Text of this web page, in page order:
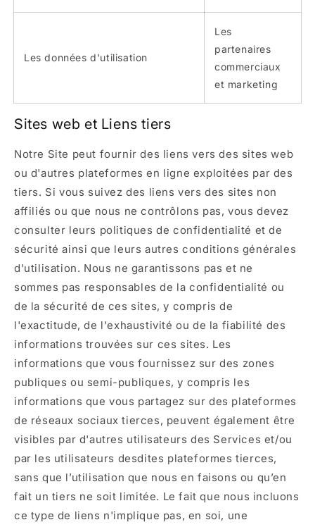
Les données d'utilisation
Les
partenaires
commerciaux
et marketing
Sites web et Liens tiers
Notre Site peut fournir des liens vers des sites web
ou d'autres plateformes en ligne exploitées par des
tiers. Si vous suivez des liens vers des sites non
affiliés ou que nous ne contrôlons pas, vous devez
consulter leurs politiques de confidentialité et de
sécurité ainsi que leurs autres conditions générales
d'utilisation. Nous ne garantissons pas et ne
sommes pas responsables de la confidentialité ou
de la sécurité de ces sites, y compris de
l'exactitude, de l'exhaustivité ou de la fiabilité des
informations trouvées sur ces sites. Les
informations que vous fournissez sur des zones
publiques ou semi-publiques, y compris les
informations que vous partagez sur des plateformes
de réseaux sociaux tierces, peuvent également être
visibles par d'autres utilisateurs des Services et/ou
par les utilisateurs desdites plateformes tierces,
sans que l’utilisation que nous en faisons ou qu’en
fait un tiers ne soit limitée. Le fait que nous incluons
ce type de liens n'implique pas, en soi, une